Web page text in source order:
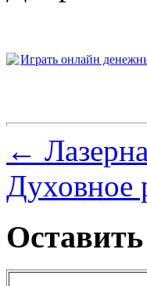
←
Духовное